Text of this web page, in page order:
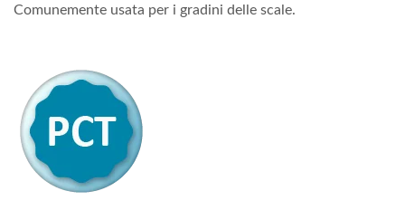
Comunemente usata per i gradini delle scale.